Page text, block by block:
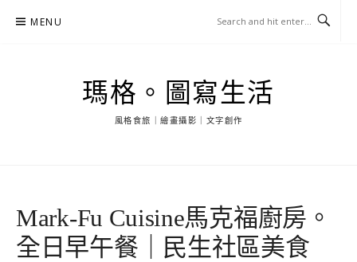
MENU
瑪格。圖寫生活
風格食旅｜繪畫攝影｜文字創作
Mark-Fu Cuisine馬克福廚房。
全日早午餐｜民生社區美食